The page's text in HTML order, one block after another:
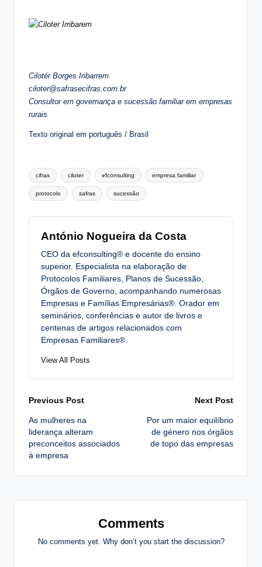
Cilotér Borges Iribarrem
ciloter@safrasecifras.com.br
Consultor em governança e sucessão familiar em empresas
rurais
Texto original em português / Brasil
Tags:
cifras ciloter efconsulting empresa familiar
protocolo safras sucessão
António Nogueira da Costa
CEO da efconsulting® e docente do ensino
superior. Especialista na elaboração de
Protocolos Familiares, Planos de Sucessão,
Órgãos de Governo, acompanhando numerosas
Empresas e Famílias Empresárias®. Orador em
seminários, conferências e autor de livros e
centenas de artigos relacionados com
Empresas Familiares®.
View All Posts
Post
navigation
Previous Post
As mulheres na
liderança alteram
preconceitos associados
à empresa
Next Post
Por um maior equilíbrio
de género nos órgãos
de topo das empresas
Comments
No comments yet. Why don’t you start the discussion?